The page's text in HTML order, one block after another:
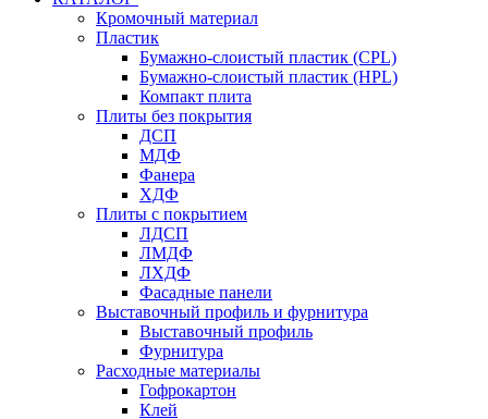
Кромочный материал
Пластик
Бумажно-слоистый пластик (CPL)
Бумажно-слоистый пластик (HPL)
Компакт плита
Плиты без покрытия
ДСП
МДФ
Фанера
ХДФ
Плиты с покрытием
ЛДСП
ЛМДФ
ЛХДФ
Фасадные панели
Выставочный профиль и фурнитура
Выставочный профиль
Фурнитура
Расходные материалы
Гофрокартон
Клей